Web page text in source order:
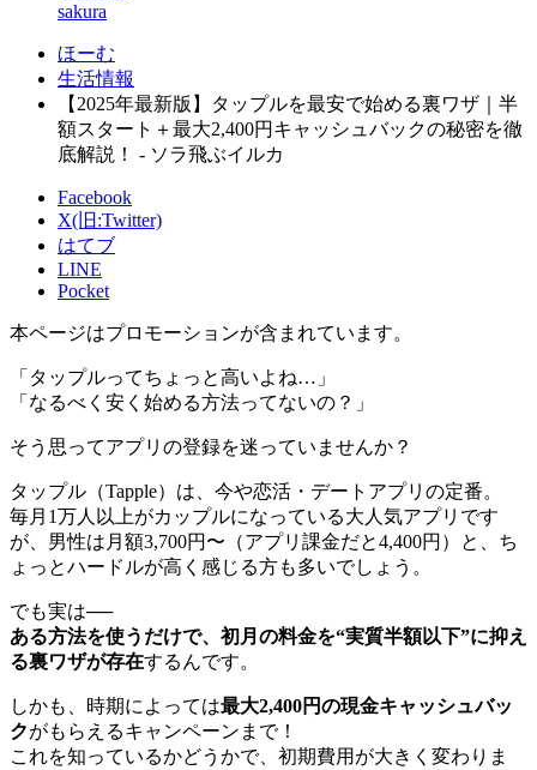
sakura
ほーむ
生活情報
【2025年最新版】タップルを最安で始める裏ワザ｜半
額スタート＋最大2,400円キャッシュバックの秘密を徹
底解説！ - ソラ飛ぶイルカ
Facebook
X(旧:Twitter)
はてブ
LINE
Pocket
本ページはプロモーションが含まれています。
「タップルってちょっと高いよね…」
「なるべく安く始める方法ってないの？」
そう思ってアプリの登録を迷っていませんか？
タップル（Tapple）は、今や恋活・デートアプリの定番。
毎月1万人以上がカップルになっている大人気アプリです
が、男性は月額3,700円〜（アプリ課金だと4,400円）と、ち
ょっとハードルが高く感じる方も多いでしょう。
でも実は──
ある方法を使うだけで、初月の料金を“実質半額以下”に抑え
る裏ワザが存在するんです。
しかも、時期によっては最大2,400円の現金キャッシュバッ
クがもらえるキャンペーンまで！
これを知っているかどうかで、初期費用が大きく変わりま